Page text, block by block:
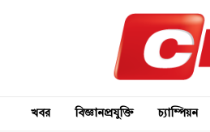
খবর বিজ্ঞানপ্রযুক্তি চ্যাম্পিয়ন